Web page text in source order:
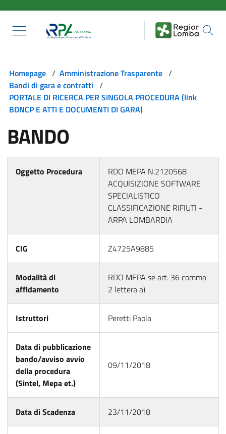
Homepage / Amministrazione Trasparente /
Bandi di gara e contratti /
PORTALE DI RICERCA PER SINGOLA PROCEDURA (link
BDNCP E ATTI E DOCUMENTI DI GARA)
BANDO
Oggetto Procedura
RDO MEPA N.2120568
ACQUISIZIONE SOFTWARE
SPECIALISTICO
CLASSIFICAZIONE RIFIUTI -
ARPA LOMBARDIA
CIG Z4725A9885
Modalità di
affidamento
RDO MEPA se art. 36 comma
2 lettera a)
Istruttori Peretti Paola
Data di pubblicazione
bando/avviso avvio
della procedura
(Sintel, Mepa et.)
09/11/2018
Data di Scadenza 23/11/2018